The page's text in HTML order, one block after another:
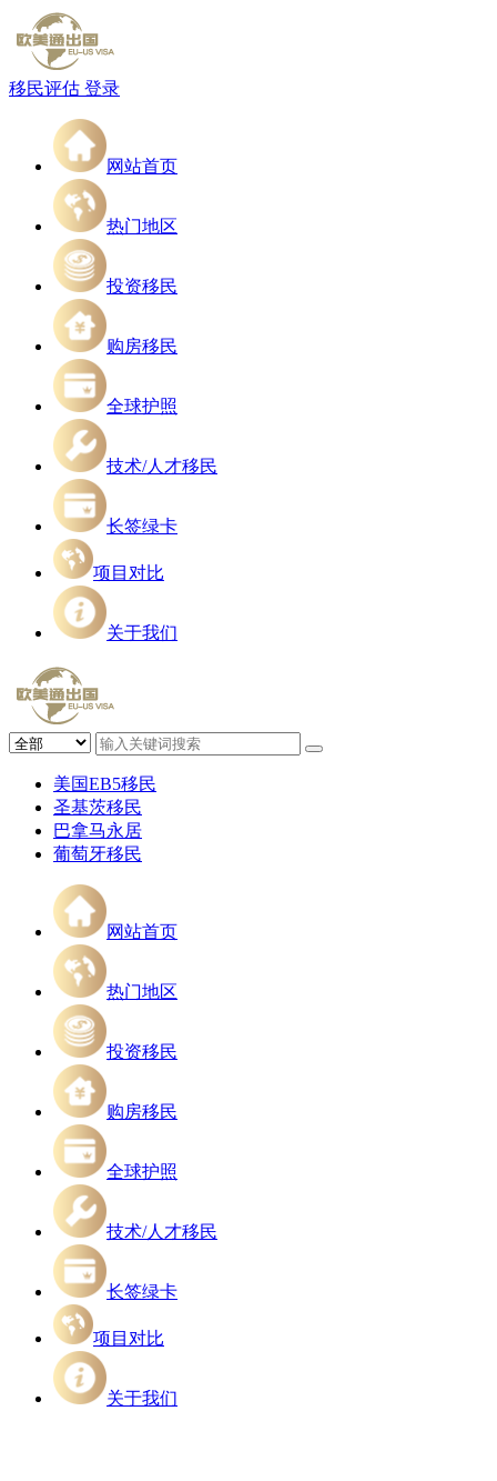
移民评估 登录
网站首页
热门地区
投资移民
购房移民
全球护照
技术/人才移民
长签绿卡
项目对比
关于我们
美国EB5移民
圣基茨移民
巴拿马永居
葡萄牙移民
网站首页
热门地区
投资移民
购房移民
全球护照
技术/人才移民
长签绿卡
项目对比
关于我们